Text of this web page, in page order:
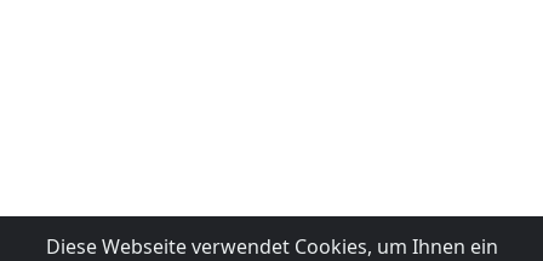
Diese Webseite verwendet Cookies, um Ihnen ein